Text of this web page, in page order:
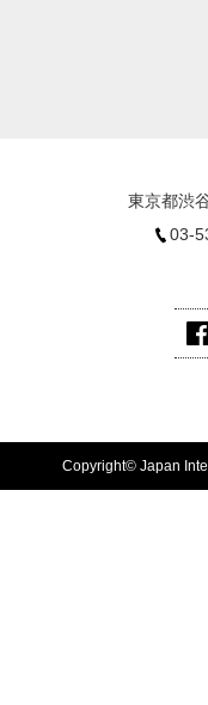
東京都渋
03-
Copyright© Japan